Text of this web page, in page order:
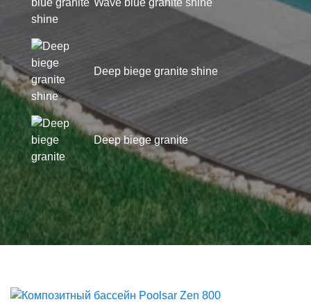
Wave blue granite shine
Deep biege granite shine
Deep biege granite